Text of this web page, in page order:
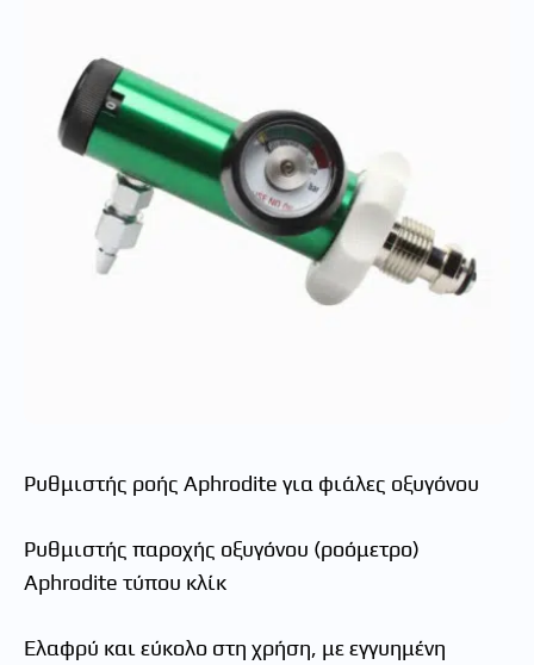
Ρυθμιστής ροής Aphrodite για φιάλες οξυγόνου
Ρυθμιστής παροχής οξυγόνου (ροόμετρο)
Aphrodite τύπου κλίκ
Ελαφρύ και εύκολο στη χρήση, με εγγυημένη